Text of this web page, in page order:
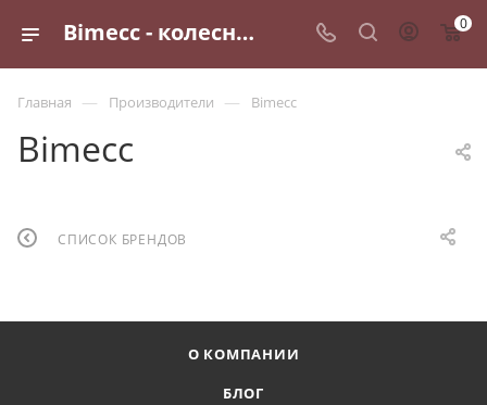
Bimecc - колесный крепеж 0
Главная — Производители — Bimecc
Bimecc
СПИСОК БРЕНДОВ
О КОМПАНИИ
БЛОГ